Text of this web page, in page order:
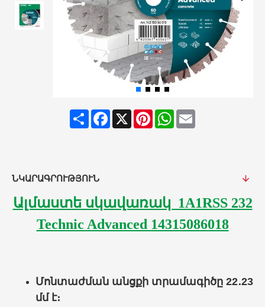
ShareFacebook
X PinterestWhatsApp
Email
ՆԿԱՐԱԳՐՈՒԹՅՈՒՆ
Ալմաստե սկավառակ 1A1RSS 232
Technic Advanced 14315086018
Մոնտաժման անցքի տրամագիծը 22․23
մմ է։